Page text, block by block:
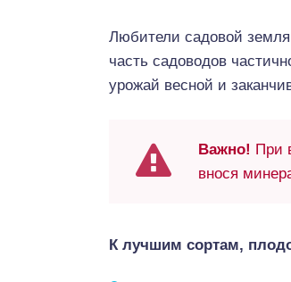
Любители садовой
часть садоводов
урожай весной и
Важно! При
внося
К лучшим сортам,